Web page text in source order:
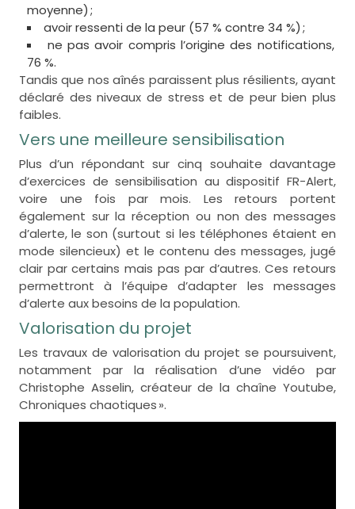
moyenne) ;
avoir ressenti de la peur (57 % contre 34 %) ;
ne pas avoir compris l’origine des notifications,
76 %.
Tandis que nos aînés paraissent plus résilients, ayant
déclaré des niveaux de stress et de peur bien plus
faibles.
Vers une meilleure sensibilisation
Plus d’un répondant sur cinq souhaite davantage
d’exercices de sensibilisation au dispositif FR-Alert,
voire une fois par mois. Les retours portent
également sur la réception ou non des messages
d’alerte, le son (surtout si les téléphones étaient en
mode silencieux) et le contenu des messages, jugé
clair par certains mais pas par d’autres. Ces retours
permettront à l’équipe d’adapter les messages
d’alerte aux besoins de la population.
Valorisation du projet
Les travaux de valorisation du projet se poursuivent,
notamment par la réalisation d’une vidéo par
Christophe Asselin, créateur de la chaîne Youtube,
Chroniques chaotiques ».